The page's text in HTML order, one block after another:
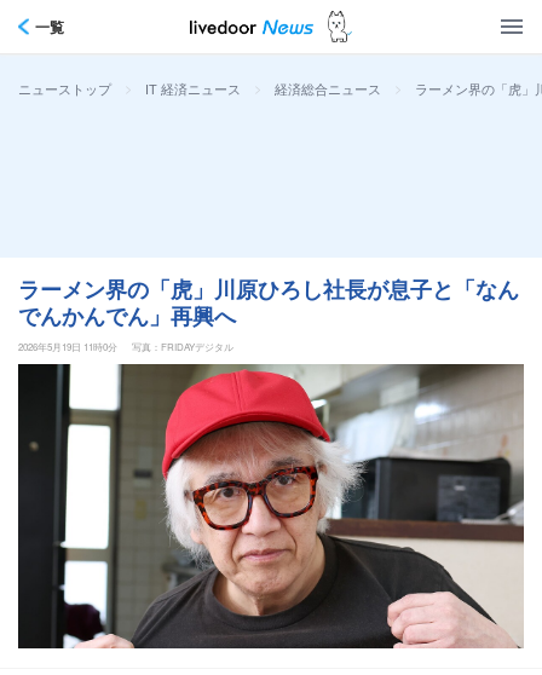
一覧
ニューストップ > IT 経済ニュース > 経済総合ニュース > ラーメン界の「虎」
ラーメン界の「虎」川原ひろし社長が息子と「なん
でんかんでん」再興へ
2026年5月19日 11時0分 写真：FRIDAYデジタル